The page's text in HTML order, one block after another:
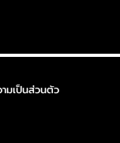
ามเป็นส่วนตัว